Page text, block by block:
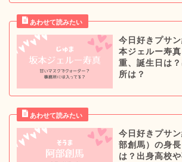
今日好きプサ
本ジェルー寿
重、誕生日は
所は？
今日好きプサ
部創馬）の身
は？出身高校